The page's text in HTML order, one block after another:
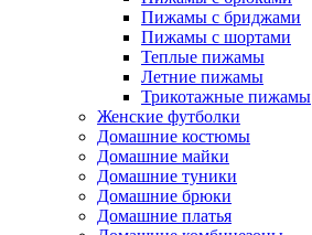
Пижамы с бриджами
Пижамы с шортами
Теплые пижамы
Летние пижамы
Трикотажные пижамы
Женские футболки
Домашние костюмы
Домашние майки
Домашние туники
Домашние брюки
Домашние платья